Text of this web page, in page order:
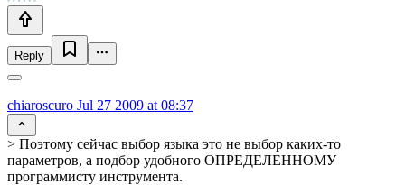
Reply
chiaroscuro Jul 27 2009 at 08:37
> Поэтому сейчас выбор языка это не выбор каких-то
параметров, а подбор удобного ОПРЕДЕЛЕННОМУ
программисту инструмента.